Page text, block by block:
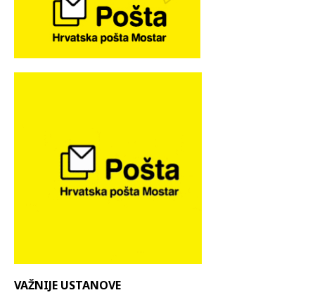
VAŽNIJE USTANOVE